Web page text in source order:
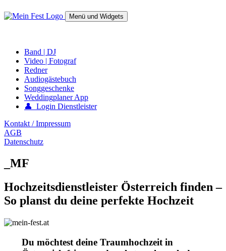
zum
Menü und Widgets
Band | DJ
Video | Fotograf
Redner
Audiogästebuch
Songgeschenke
Weddingplaner App
👤 Login Dienstleister
Kontakt / Impressum
AGB
Datenschutz
_MF
Hochzeitsdienstleister Österreich finden –
So planst du deine perfekte Hochzeit
Du möchtest deine Traumhochzeit in